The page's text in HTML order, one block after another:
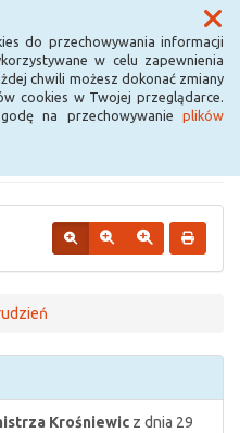
do przechowywania informacji
w celu zapewnienia
chwili możesz dokonać zmiany
cookies w Twojej przeglądarce.
na przechowywanie plików
Menu
w
Krośniewic z dnia 29